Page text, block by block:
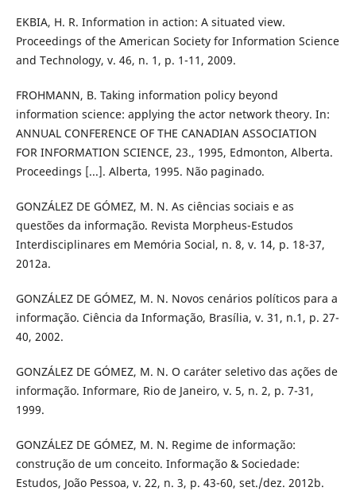
EKBIA, H. R. Information in action: A situated view.
Proceedings of the American Society for Information Science
and Technology, v. 46, n. 1, p. 1-11, 2009.
FROHMANN, B. Taking information policy beyond
information science: applying the actor network theory. In:
ANNUAL CONFERENCE OF THE CANADIAN ASSOCIATION
FOR INFORMATION SCIENCE, 23., 1995, Edmonton, Alberta.
Proceedings [...]. Alberta, 1995. Não paginado.
GONZÁLEZ DE GÓMEZ, M. N. As ciências sociais e as
questões da informação. Revista Morpheus-Estudos
Interdisciplinares em Memória Social, n. 8, v. 14, p. 18-37,
2012a.
GONZÁLEZ DE GÓMEZ, M. N. Novos cenários políticos para a
informação. Ciência da Informação, Brasília, v. 31, n.1, p. 27-
40, 2002.
GONZÁLEZ DE GÓMEZ, M. N. O caráter seletivo das ações de
informação. Informare, Rio de Janeiro, v. 5, n. 2, p. 7-31,
1999.
GONZÁLEZ DE GÓMEZ, M. N. Regime de informação:
construção de um conceito. Informação & Sociedade:
Estudos, João Pessoa, v. 22, n. 3, p. 43-60, set./dez. 2012b.